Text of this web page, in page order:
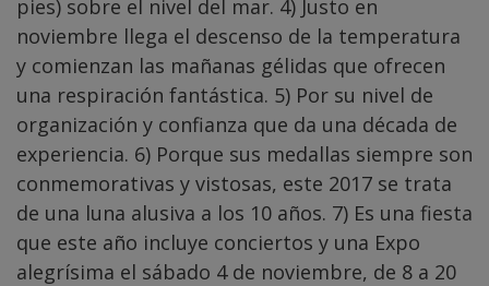
pies) sobre el nivel del mar. 4) Justo en
noviembre llega el descenso de la temperatura
y comienzan las mañanas gélidas que ofrecen
una respiración fantástica. 5) Por su nivel de
organización y confianza que da una década de
experiencia. 6) Porque sus medallas siempre son
conmemorativas y vistosas, este 2017 se trata
de una luna alusiva a los 10 años. 7) Es una fiesta
que este año incluye conciertos y una Expo
alegrísima el sábado 4 de noviembre, de 8 a 20